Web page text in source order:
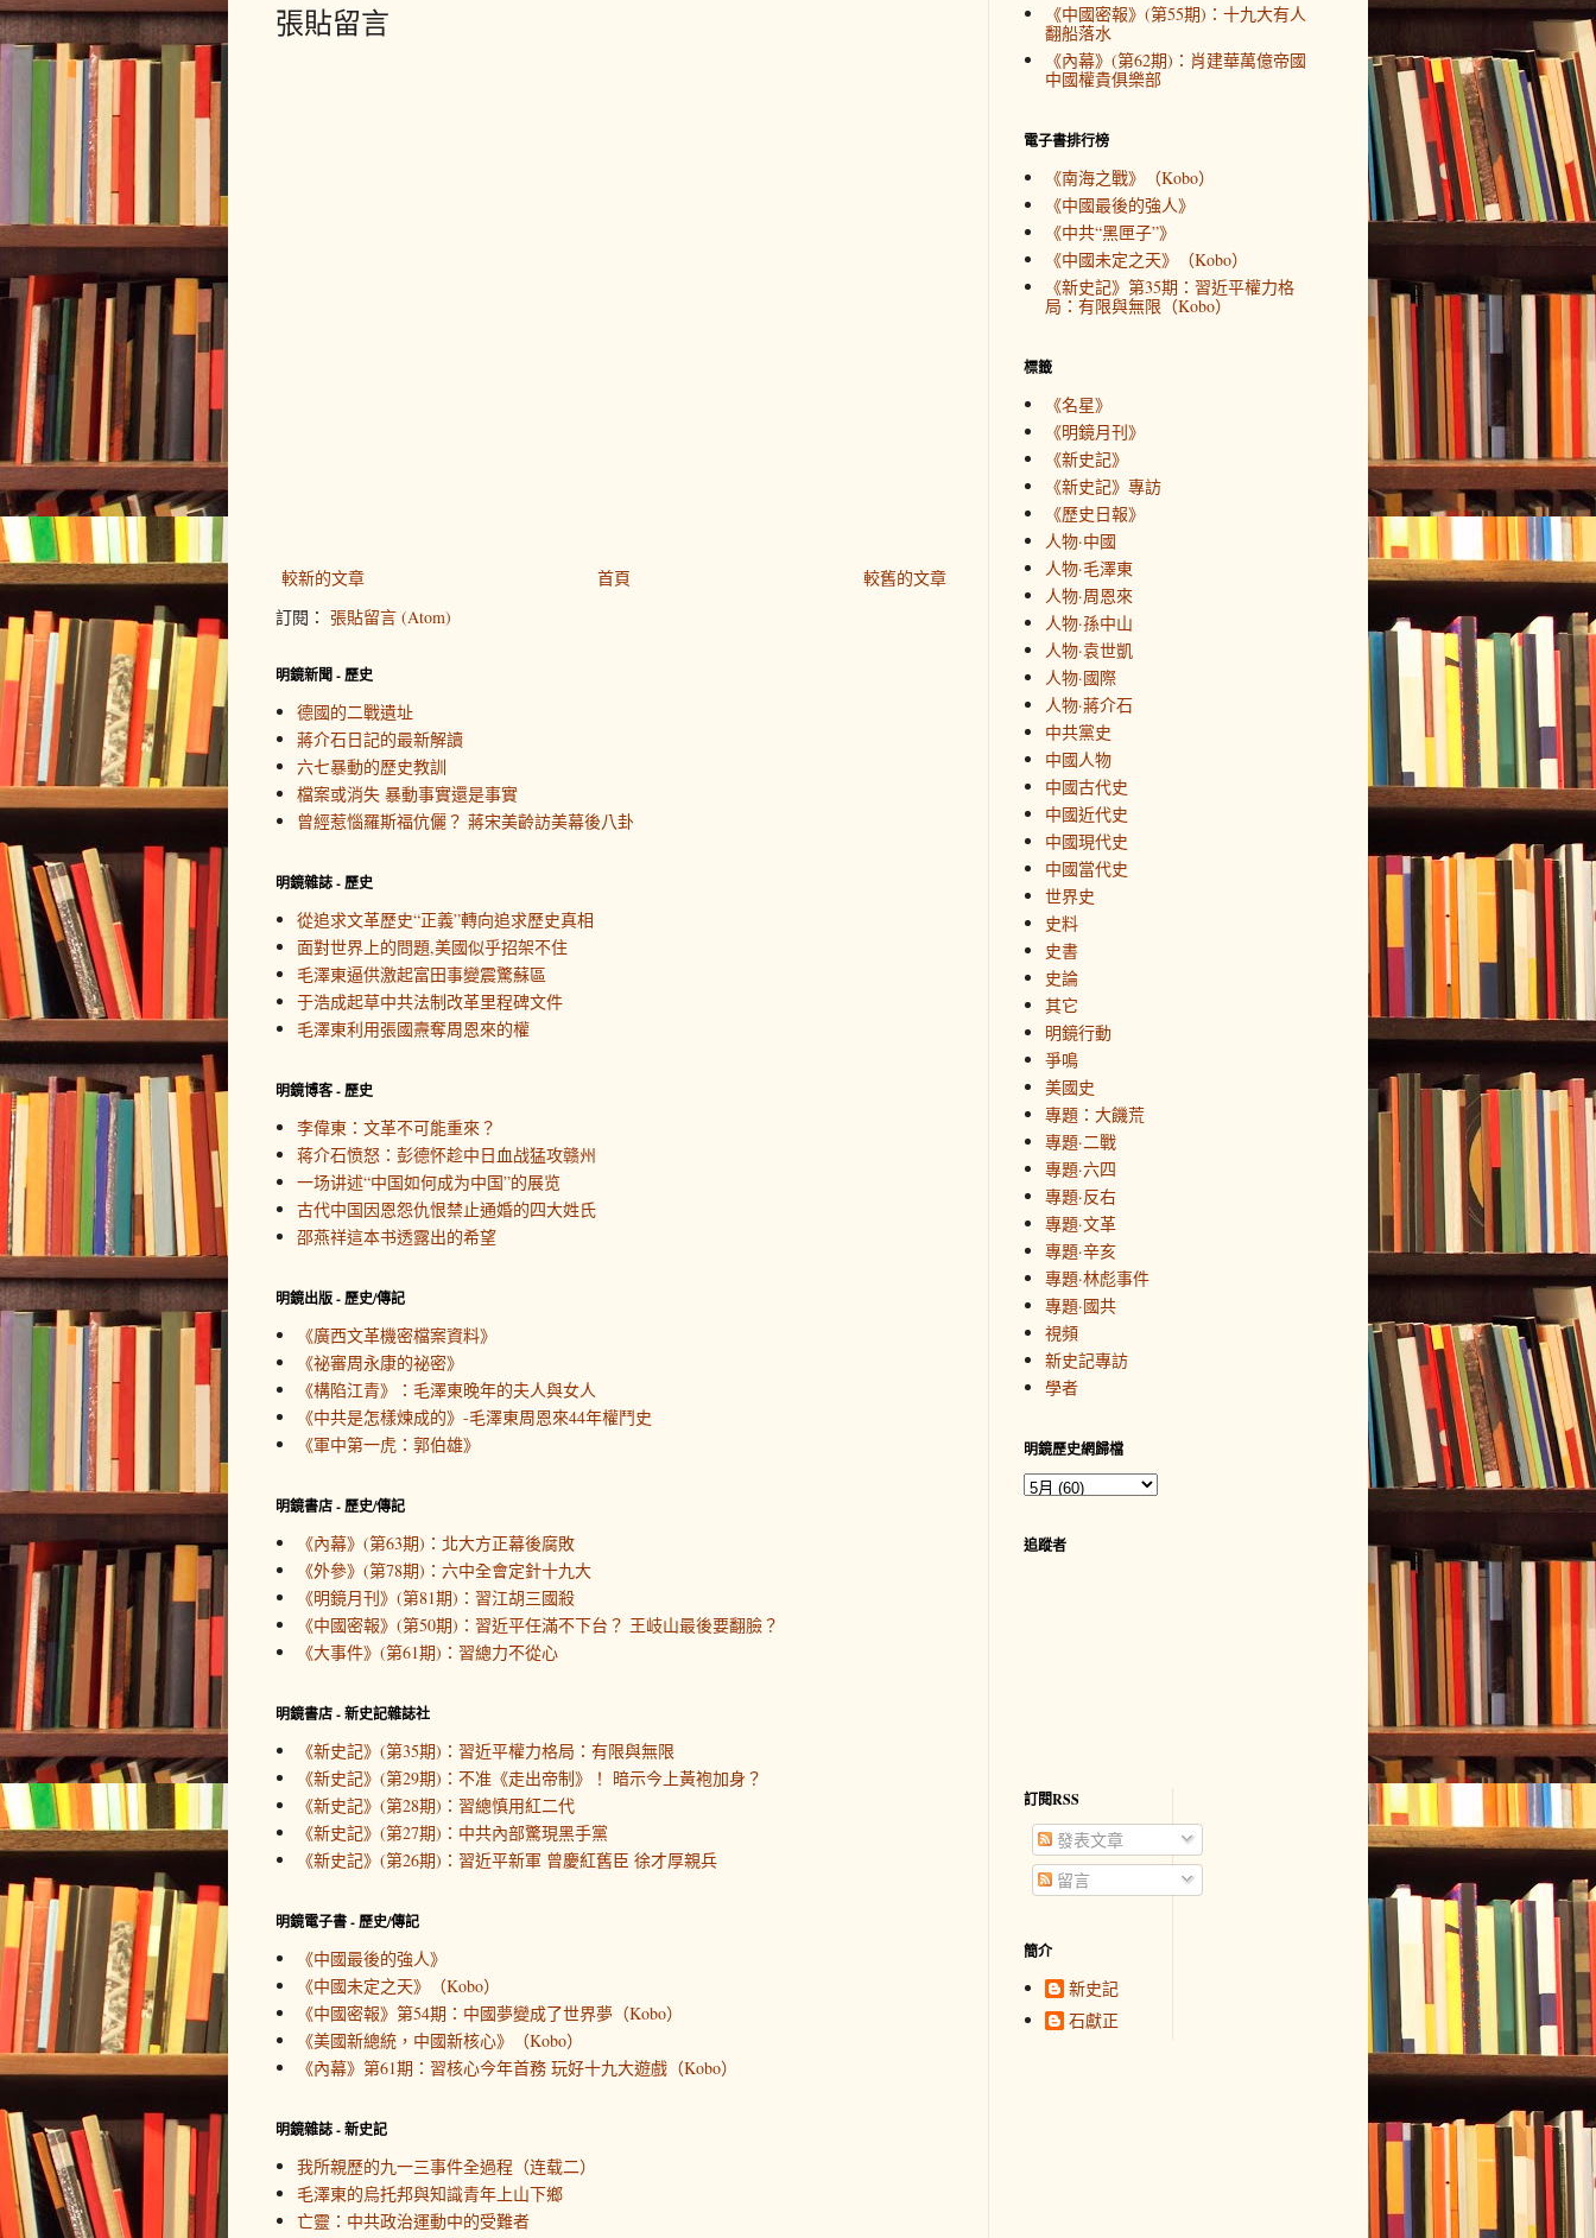
張貼留言
較新的文章 較舊的文章
首頁
訂閱： 張貼留言 (Atom)
明鏡新聞 - 歷史
德國的二戰遺址
蔣介石日記的最新解讀
六七暴動的歷史教訓
檔案或消失 暴動事實還是事實
曾經惹惱羅斯福伉儷？ 蔣宋美齡訪美幕後八卦
明鏡雜誌 - 歷史
從追求文革歷史“正義”轉向追求歷史真相
面對世界上的問題,美國似乎招架不住
毛澤東逼供激起富田事變震驚蘇區
于浩成起草中共法制改革里程碑文件
毛澤東利用張國燾奪周恩來的權
明鏡博客 - 歷史
李偉東：文革不可能重來？
蒋介石愤怒：彭德怀趁中日血战猛攻赣州
一场讲述“中国如何成为中国”的展览
古代中国因恩怨仇恨禁止通婚的四大姓氏
邵燕祥這本书透露出的希望
明鏡出版 - 歷史/傳記
《廣西文革機密檔案資料》
《祕審周永康的祕密》
《構陷江青》：毛澤東晚年的夫人與女人
《中共是怎樣煉成的》-毛澤東周恩來44年權鬥史
《軍中第一虎：郭伯雄》
明鏡書店 - 歷史/傳記
《內幕》(第63期)：北大方正幕後腐敗
《外參》(第78期)：六中全會定針十九大
《明鏡月刊》(第81期)：習江胡三國殺
《中國密報》(第50期)：習近平任滿不下台？ 王岐山最後要翻臉？
《大事件》(第61期)：習總力不從心
明鏡書店 - 新史記雜誌社
《新史記》(第35期)：習近平權力格局：有限與無限
《新史記》(第29期)：不准《走出帝制》！ 暗示今上黃袍加身？
《新史記》(第28期)：習總慎用紅二代
《新史記》(第27期)：中共內部驚現黑手黨
《新史記》(第26期)：習近平新軍 曾慶紅舊臣 徐才厚親兵
明鏡電子書 - 歷史/傳記
《中國最後的強人》
《中國未定之天》（Kobo）
《中國密報》第54期：中國夢變成了世界夢（Kobo）
《美國新總統，中國新核心》（Kobo）
《內幕》第61期：習核心今年首務 玩好十九大遊戲（Kobo）
明鏡雜誌 - 新史記
我所親歷的九一三事件全過程（连载二）
毛澤東的烏托邦與知識青年上山下鄉
亡靈：中共政治運動中的受難者
《中國密報》(第55期)：十九大有人
翻船落水
《內幕》(第62期)：肖建華萬億帝國
中國權貴俱樂部
電子書排行榜
《南海之戰》（Kobo）
《中國最後的強人》
《中共“黑匣子”》
《中國未定之天》（Kobo）
《新史記》第35期：習近平權力格
局：有限與無限（Kobo）
標籤
《名星》
《明鏡月刊》
《新史記》
《新史記》專訪
《歷史日報》
人物·中國
人物·毛澤東
人物·周恩來
人物·孫中山
人物·袁世凱
人物·國際
人物·蔣介石
中共黨史
中國人物
中國古代史
中國近代史
中國現代史
中國當代史
世界史
史料
史書
史論
其它
明鏡行動
爭鳴
美國史
專題：大饑荒
專題·二戰
專題·六四
專題·反右
專題·文革
專題·辛亥
專題·林彪事件
專題·國共
視頻
新史記專訪
學者
明鏡歷史網歸檔
追蹤者
訂閱RSS
發表文章
留言
簡介
新史記
石獻正